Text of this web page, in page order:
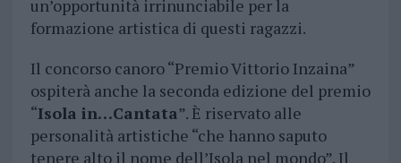
un’opportunità irrinunciabile per la
formazione artistica di questi ragazzi.
Il concorso canoro “Premio Vittorio Inzaina”
ospiterà anche la seconda edizione del premio
“Isola in…Cantata”. È riservato alle
personalità artistiche “che hanno saputo
tenere alto il nome dell’Isola nel mondo”. Il